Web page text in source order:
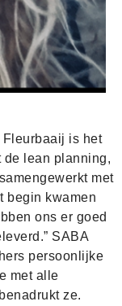
Fleurbaaij is het
de lean planning,
met
begin kwamen
ons er goed
SABA
persoonlijke
met alle
ze.